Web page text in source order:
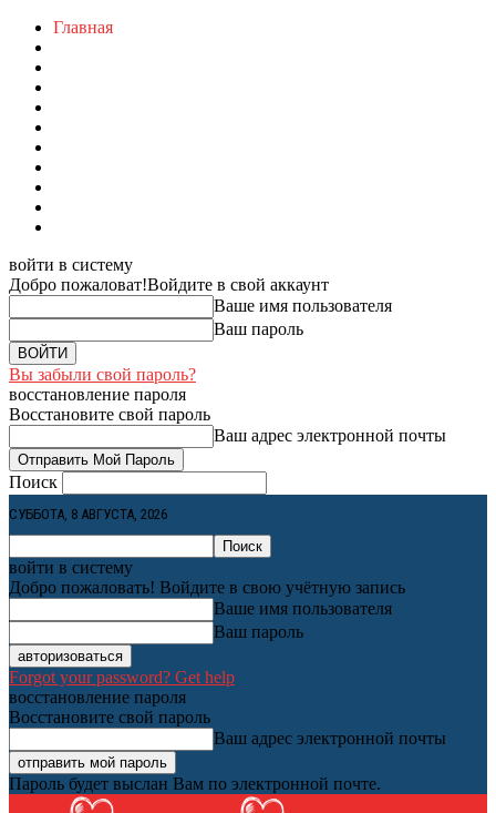
Главная
войти в систему
Добро пожаловат!Войдите в свой аккаунт
Ваше имя пользователя
Ваш пароль
Вы забыли свой пароль?
восстановление пароля
Восстановите свой пароль
Ваш адрес электронной почты
Поиск
СУББОТА, 8 АВГУСТА, 2026
войти в систему
Добро пожаловать! Войдите в свою учётную запись
Ваше имя пользователя
Ваш пароль
Forgot your password? Get help
восстановление пароля
Восстановите свой пароль
Ваш адрес электронной почты
Пароль будет выслан Вам по электронной почте.